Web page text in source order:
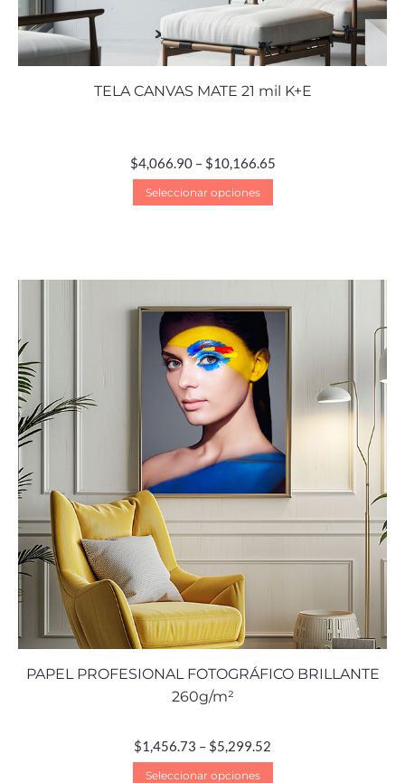
TELA CANVAS MATE 21 mil K+E
$4,066.90– $10,166.65
Seleccionar opciones
PAPEL PROFESIONAL FOTOGRÁFICO BRILLANTE
260g/m²
$1,456.73 – $5,299.52
Seleccionar opciones